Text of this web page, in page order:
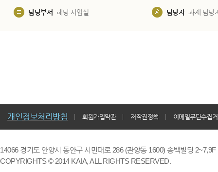
담당부서 해당 사업실 담당자 과제 담당
개인정보처리방침 회원가입약관 저작권정책 이메일무단수집
14066 경기도 안양시 동안구 시민대로 286 (관양동 1600) 송백빌딩
COPYRIGHTS © 2014 KAIA, ALL RIGHTS RESERVED.